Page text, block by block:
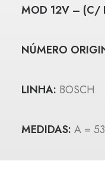
MOD 12V – (C/
NÚMERO
LINHA: BOSCH
MEDIDAS: A =